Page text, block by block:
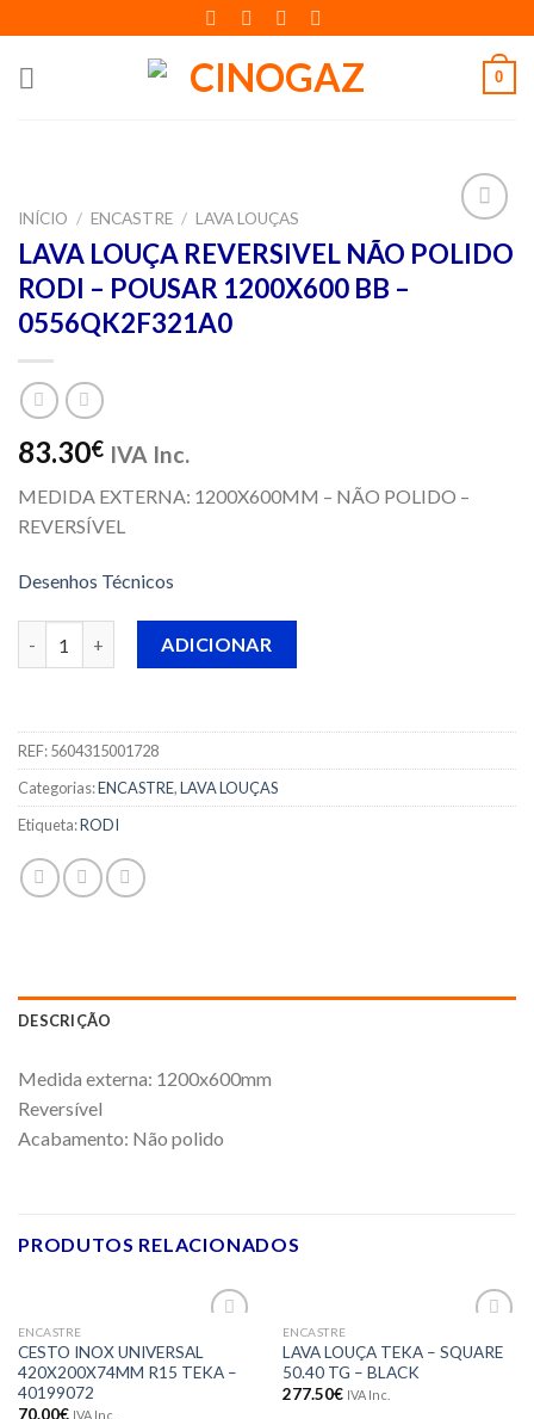
to
content
0
Adicionar
aos meus
INÍCIO / ENCASTRE / LAVA LOUÇAS
LAVA LOUÇA REVERSIVEL NÃO POLIDO
RODI – POUSAR 1200X600 BB –
0556QK2F321A0
83.30€ IVA Inc.
MEDIDA EXTERNA: 1200X600MM – NÃO POLIDO –
REVERSÍVEL
Desenhos Técnicos
ADICIONAR
REF:5604315001728
Categorias:ENCASTRE,LAVA LOUÇAS
Etiqueta:RODI
DESCRIÇÃO
Medida externa: 1200x600mm
Reversível
Acabamento: Não polido
PRODUTOS RELACIONADOS
aos meus
desejos
ENCASTRE
CESTO INOX UNIVERSAL
420X200X74MM R15 TEKA –
40199072
70.00€ IVA Inc.
aos meus
ENCASTRE
LAVA LOUÇA TEKA – SQUARE
50.40 TG – BLACK
277.50€ IVA Inc.